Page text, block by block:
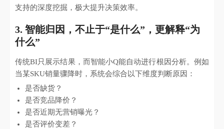
支持的深度挖掘，极大提升决策效率。
3. 智能归因，不止于“是什么”，更解释“为
什么”
传统BI只展示结果，而智能小Q能自动进行根因分析。例如
当某SKU销量骤降时，系统会综合以下维度判断原因：
是否缺货？
是否竞品降价？
是否近期无营销曝光？
是否评价变差？